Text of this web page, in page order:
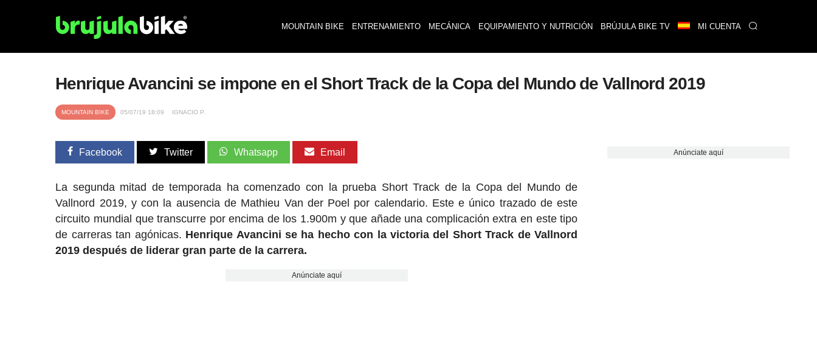
MOUNTAIN BIKE ENTRENAMIENTO MECÁNICA EQUIPAMIENTO Y NUTRICIÓN BRÚJULA BIKE TV MI CUENTA
Henrique Avancini se impone en el Short Track de la Copa del Mundo de Vallnord 2019
MOUNTAIN BIKE 05/07/19 18:09 IGNACIO P.
Facebook Twitter Whatsapp Email
La segunda mitad de temporada ha comenzado con la prueba Short Track de la Copa del Mundo de
Vallnord 2019, y con la ausencia de Mathieu Van der Poel por calendario. Este e único trazado de este
circuito mundial que transcurre por encima de los 1.900m y que añade una complicación extra en este tipo
de carreras tan agónicas. Henrique Avancini se ha hecho con la victoria del Short Track de Vallnord
2019 después de liderar gran parte de la carrera.
Anúnciate aquí
Anúnciate aquí